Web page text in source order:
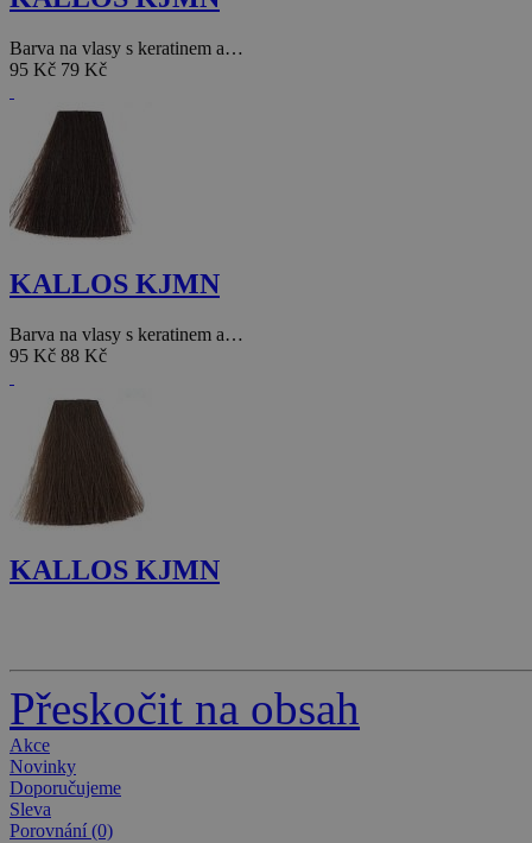
Barva na vlasy s keratinem a…
95 Kč 79 Kč
KALLOS KJMN
Barva na vlasy s keratinem a…
95 Kč 88 Kč
KALLOS KJMN
Přeskočit na obsah
Akce
Novinky
Doporučujeme
Sleva
Porovnání (0)